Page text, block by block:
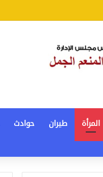
المرأة طيران حوادث